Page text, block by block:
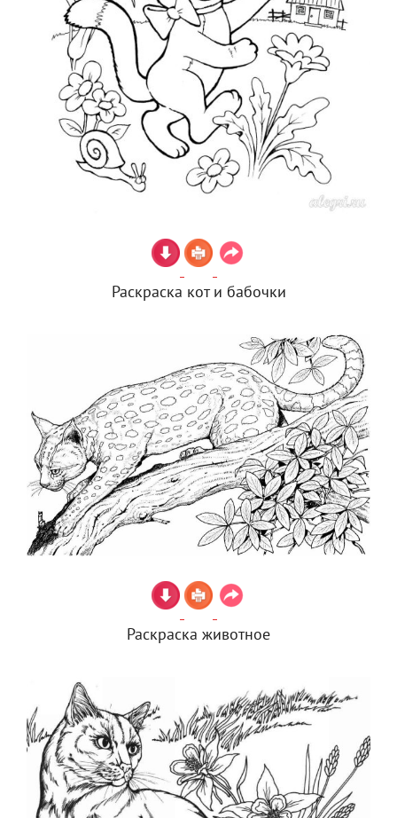
Раскраска кот и бабочки
Раскраска животное